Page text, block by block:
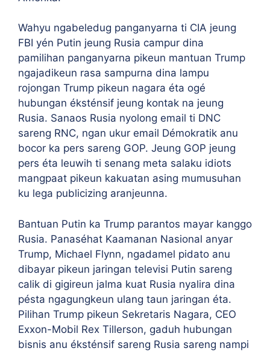
Wahyu ngabeledug panganyarna ti CIA jeung
FBI yén Putin jeung Rusia campur dina
pamilihan panganyarna pikeun mantuan Trump
ngajadikeun rasa sampurna dina lampu
rojongan Trump pikeun nagara éta ogé
hubungan éksténsif jeung kontak na jeung
Rusia. Sanaos Rusia nyolong email ti DNC
sareng RNC, ngan ukur email Démokratik anu
bocor ka pers sareng GOP. Jeung GOP jeung
pers éta leuwih ti senang meta salaku idiots
mangpaat pikeun kakuatan asing mumusuhan
ku lega publicizing aranjeunna.
Bantuan Putin ka Trump parantos mayar kanggo
Rusia. Panaséhat Kaamanan Nasional anyar
Trump, Michael Flynn, ngadamel pidato anu
dibayar pikeun jaringan televisi Putin sareng
calik di gigireun jalma kuat Rusia nyalira dina
pésta ngagungkeun ulang taun jaringan éta.
Pilihan Trump pikeun Sekretaris Nagara, CEO
Exxon-Mobil Rex Tillerson, gaduh hubungan
bisnis anu éksténsif sareng Rusia sareng nampi